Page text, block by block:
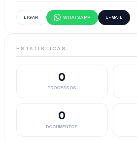
LIGAR WHATSAPP E-MAIL
ESTATÍSTICAS
0
PROCESSOS
0
DOCUMENTOS